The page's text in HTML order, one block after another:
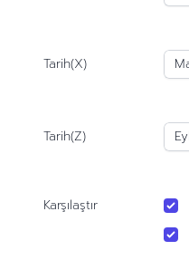
Tarih(X)
Tarih(Z)
Karşılaştır